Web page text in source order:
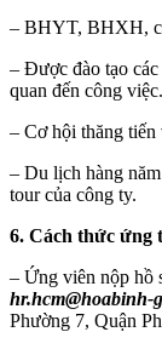
– BHYT, BHXH,
– Được đào tạo
quan đến công việc.
– Cơ hội thăng tiến
– Du lịch hàng
tour của công ty.
6. Cách thức ứng
– Ứng viên nộp hồ
hr.hcm@hoabinh-
Phường 7, Quận